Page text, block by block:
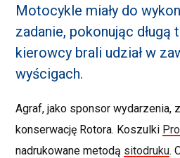
Motocykle miały do
zadanie, pokonując długą
kierowcy brali udział w
wyścigach.
Agraf, jako sponsor wydarzenia,
konserwację Rotora. Koszulki
nadrukowane metodą sitodruku.